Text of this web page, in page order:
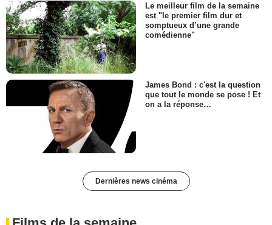
Le meilleur film de la semaine
est "le premier film dur et
somptueux d’une grande
comédienne"
James Bond : c'est la question
que tout le monde se pose ! Et
on a la réponse…
Dernières news cinéma